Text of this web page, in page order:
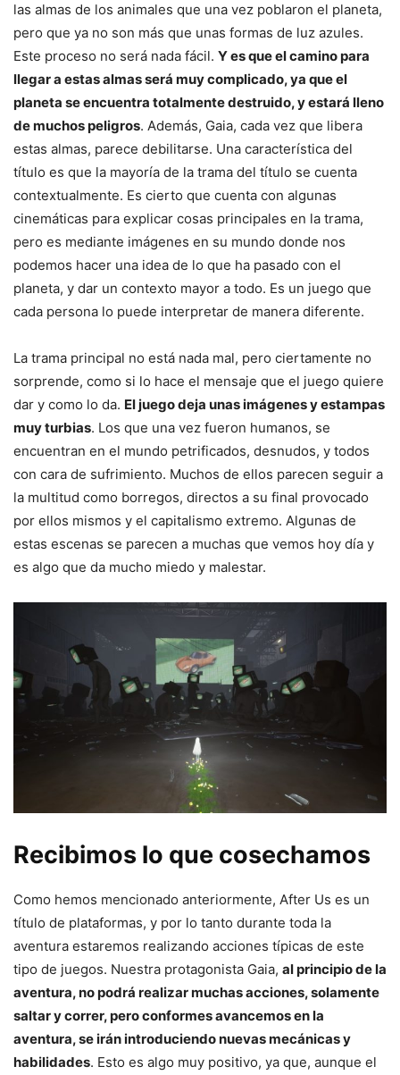
las almas de los animales que una vez poblaron el planeta,
pero que ya no son más que unas formas de luz azules.
Este proceso no será nada fácil. Y es que el camino para
llegar a estas almas será muy complicado, ya que el
planeta se encuentra totalmente destruido, y estará lleno
de muchos peligros. Además, Gaia, cada vez que libera
estas almas, parece debilitarse. Una característica del
título es que la mayoría de la trama del título se cuenta
contextualmente. Es cierto que cuenta con algunas
cinemáticas para explicar cosas principales en la trama,
pero es mediante imágenes en su mundo donde nos
podemos hacer una idea de lo que ha pasado con el
planeta, y dar un contexto mayor a todo. Es un juego que
cada persona lo puede interpretar de manera diferente.
La trama principal no está nada mal, pero ciertamente no
sorprende, como si lo hace el mensaje que el juego quiere
dar y como lo da. El juego deja unas imágenes y estampas
muy turbias. Los que una vez fueron humanos, se
encuentran en el mundo petrificados, desnudos, y todos
con cara de sufrimiento. Muchos de ellos parecen seguir a
la multitud como borregos, directos a su final provocado
por ellos mismos y el capitalismo extremo. Algunas de
estas escenas se parecen a muchas que vemos hoy día y
es algo que da mucho miedo y malestar.
Recibimos lo que cosechamos
Como hemos mencionado anteriormente, After Us es un
título de plataformas, y por lo tanto durante toda la
aventura estaremos realizando acciones típicas de este
tipo de juegos. Nuestra protagonista Gaia, al principio de la
aventura, no podrá realizar muchas acciones, solamente
saltar y correr, pero conformes avancemos en la
aventura, se irán introduciendo nuevas mecánicas y
habilidades. Esto es algo muy positivo, ya que, aunque el